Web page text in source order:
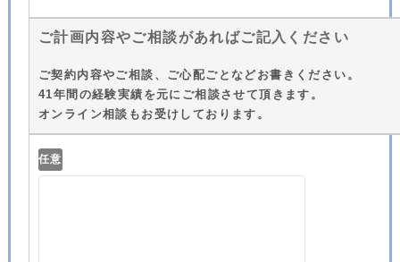
ご計画内容やご相談があればご記入ください
ご契約内容やご相談、ご心配ごとなどお書きください。
41年間の経験実績を元にご相談させて頂きます。
オンライン相談もお受けしております。
任意